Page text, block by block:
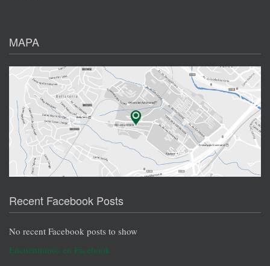
MAPA
Recent Facebook Posts
No recent Facebook posts to show
Encuéntranos en Facebook